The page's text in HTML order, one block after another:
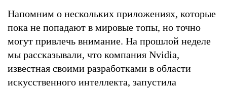
Напомним о нескольких приложениях, которые
пока не попадают в мировые топы, но точно
могут привлечь внимание. На прошлой неделе
мы рассказывали, что компания Nvidia,
известная своими разработками в области
искусственного интеллекта, запустила